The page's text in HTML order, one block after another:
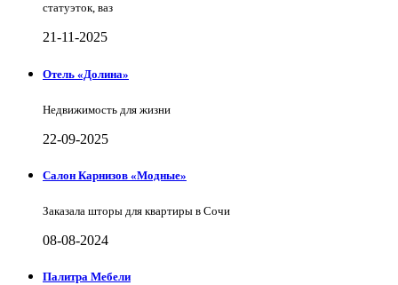
статуэток, ваз
21-11-2025
Отель «Долина»
Недвижимость для жизни
22-09-2025
Салон Карнизов «Модные»
Заказала шторы для квартиры в Сочи
08-08-2024
Палитра Мебели